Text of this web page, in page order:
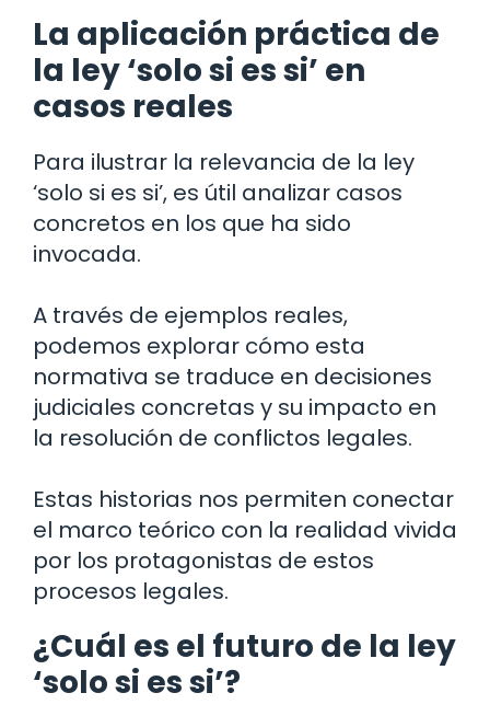
La aplicación práctica de
la ley ‘solo si es si’ en
casos reales
Para ilustrar la relevancia de la ley
‘solo si es si’, es útil analizar casos
concretos en los que ha sido
invocada.
A través de ejemplos reales,
podemos explorar cómo esta
normativa se traduce en decisiones
judiciales concretas y su impacto en
la resolución de conflictos legales.
Estas historias nos permiten conectar
el marco teórico con la realidad vivida
por los protagonistas de estos
procesos legales.
¿Cuál es el futuro de la ley
‘solo si es si’?